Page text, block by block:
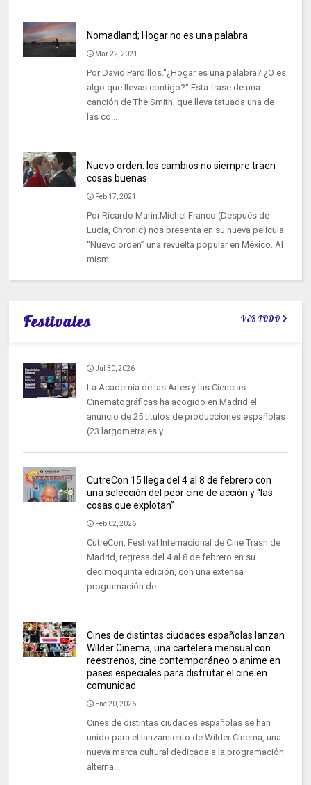
Nomadland; Hogar no es una palabra
Mar 22, 2021
Por David Pardillos."¿Hogar es una palabra? ¿O es
algo que llevas contigo?" Esta frase de una
canción de The Smith, que lleva tatuada una de
las co...
Nuevo orden: los cambios no siempre traen
cosas buenas
Feb 17, 2021
Por Ricardo Marín.Michel Franco (Después de
Lucía, Chronic) nos presenta en su nueva película
“Nuevo orden” una revuelta popular en México. Al
mism...
Festivales VER TODO
Jul 30, 2026
La Academia de las Artes y las Ciencias
Cinematográficas ha acogido en Madrid el
anuncio de 25 títulos de producciones españolas
(23 largometrajes y...
CutreCon 15 llega del 4 al 8 de febrero con
una selección del peor cine de acción y “las
cosas que explotan”
Feb 02, 2026
CutreCon, Festival Internacional de Cine Trash de
Madrid, regresa del 4 al 8 de febrero en su
decimoquinta edición, con una extensa
programación de ...
Cines de distintas ciudades españolas lanzan
Wilder Cinema, una cartelera mensual con
reestrenos, cine contemporáneo o anime en
pases especiales para disfrutar el cine en
comunidad
Ene 20, 2026
Cines de distintas ciudades españolas se han
unido para el lanzamiento de Wilder Cinema, una
nueva marca cultural dedicada a la programación
alterna...